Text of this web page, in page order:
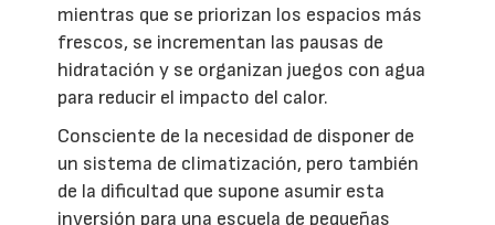
mientras que se priorizan los espacios más
frescos, se incrementan las pausas de
hidratación y se organizan juegos con agua
para reducir el impacto del calor.
Consciente de la necesidad de disponer de
un sistema de climatización, pero también
de la dificultad que supone asumir esta
inversión para una escuela de pequeñas